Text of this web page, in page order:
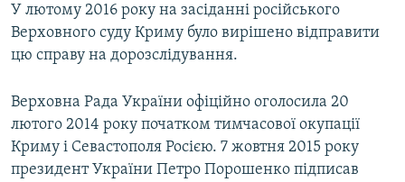
У лютому 2016 року на засіданні російського
Верховного суду Криму було вирішено відправити
цю справу на дорозслідування.
Верховна Рада України офіційно оголосила 20
лютого 2014 року початком тимчасової окупації
Криму і Севастополя Росією. 7 жовтня 2015 року
президент України Петро Порошенко підписав